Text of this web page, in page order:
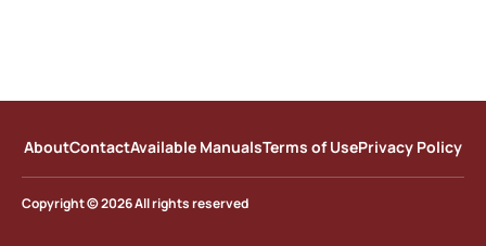
AboutContactAvailable ManualsTerms of UsePrivacy Policy
Copyright © 2026 All rights reserved